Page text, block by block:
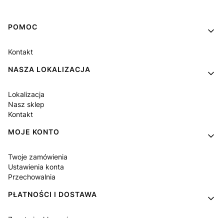
Linki w stopce
POMOC
Kontakt
NASZA LOKALIZACJA
Lokalizacja
Nasz sklep
Kontakt
MOJE KONTO
Twoje zamówienia
Ustawienia konta
Przechowalnia
PŁATNOŚCI I DOSTAWA